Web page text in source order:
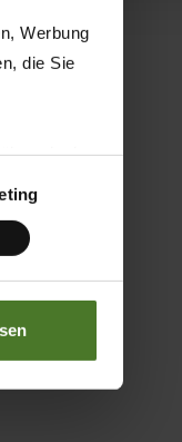
Werbung
die Sie